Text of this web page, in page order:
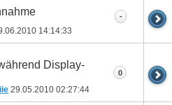
14:14:33
-
Display-
29.05.2010 02:27:44
0